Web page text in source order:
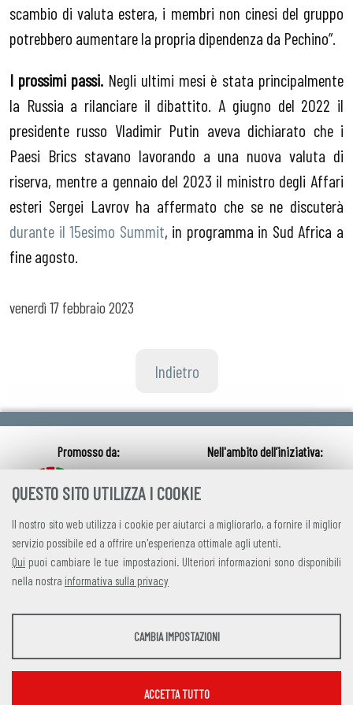
QUESTO SITO UTILIZZA I COOKIE
Il nostro sito web utilizza i cookie per aiutarci a migliorarlo, a fornire il miglior
servizio possibile ed a offrire un'esperienza ottimale agli utenti.
Qui puoi cambiare le tue impostazioni. Ulteriori informazioni sono disponibili
nella nostra informativa sulla privacy
STATISTICHE
CAMBIA IMPOSTAZIONI
ACCETTA TUTTO
scambio di valuta estera, i membri non cinesi del gruppo
potrebbero aumentare la propria dipendenza da Pechino”.
I prossimi passi. Negli ultimi mesi è stata principalmente
la Russia a rilanciare il dibattito. A giugno del 2022 il
presidente russo Vladimir Putin aveva dichiarato che i
Paesi Brics stavano lavorando a una nuova valuta di
riserva, mentre a gennaio del 2023 il ministro degli Affari
esteri Sergei Lavrov ha affermato che se ne discuterà
durante il 15esimo Summit, in programma in Sud Africa a
fine agosto.
venerdì 17 febbraio 2023
Indietro
credits|privacy|contatti
Alleanza Italiana per lo Sviluppo Sostenibile
Via Farini 17, 00185 Roma C.F. 97893090585 P.IVA 14610671001